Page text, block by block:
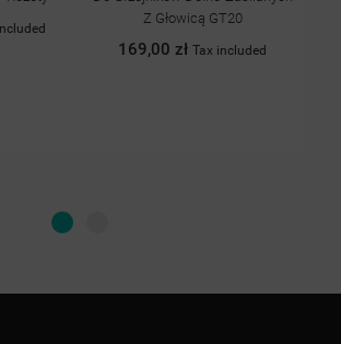
763,00 zł
Szary GrafitAntracytQuartzBiały+14